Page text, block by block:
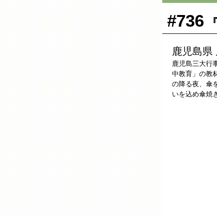
#736
鹿児島県
鹿児島三大行
中教育」の教
の降る夜、傘
いを込め傘焼